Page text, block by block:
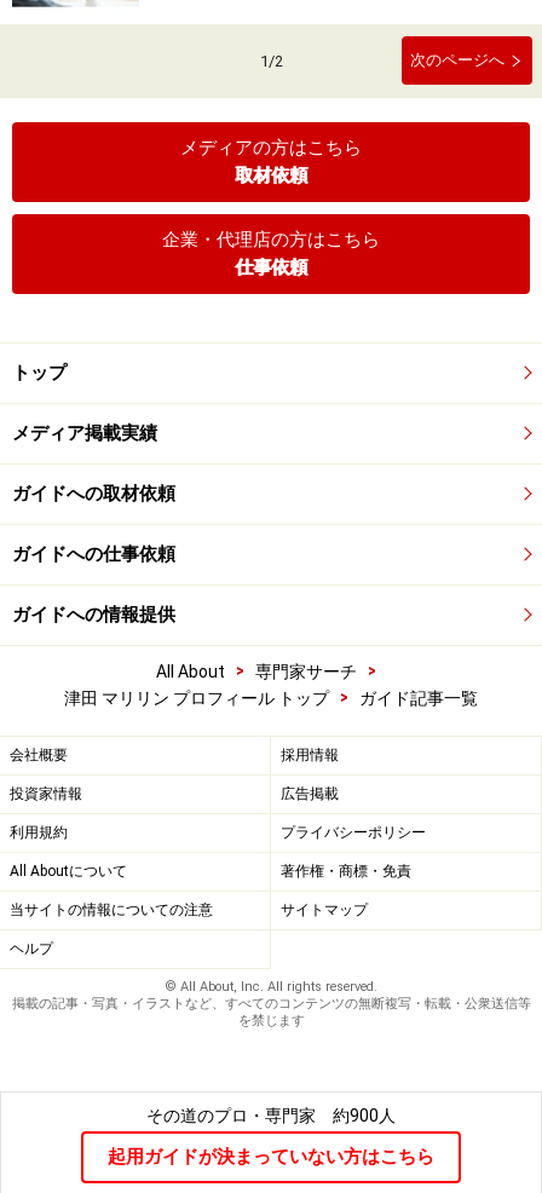
1/2 次のページへ
メディアの方はこちら
取材依頼
企業・代理店の方はこちら
仕事依頼
トップ
メディア掲載実績
ガイドへの取材依頼
ガイドへの仕事依頼
ガイドへの情報提供
All About > 専門家サーチ
>
津田 マリリン プロフィール トップ
> ガイド記事一覧
会社概要 採用情報
投資家情報 広告掲載
利用規約 プライバシーポリシー
All Aboutについて 著作権・商標・免責
当サイトの情報についての注意 サイトマップ
ヘルプ
© All About, Inc. All rights reserved.
掲載の記事・写真・イラストなど、すべてのコンテンツの無断複写・転載・公衆送信等
を禁じます
その道のプロ・専門家 約900人
起用ガイドが決まっていない方はこちら